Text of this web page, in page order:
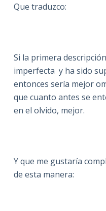
Que traduzco:
Si la primera
imperfecta y ha sido
entonces sería mejor
que cuanto antes se
en el olvido, mejor.
Y que me gustaría
de esta manera: